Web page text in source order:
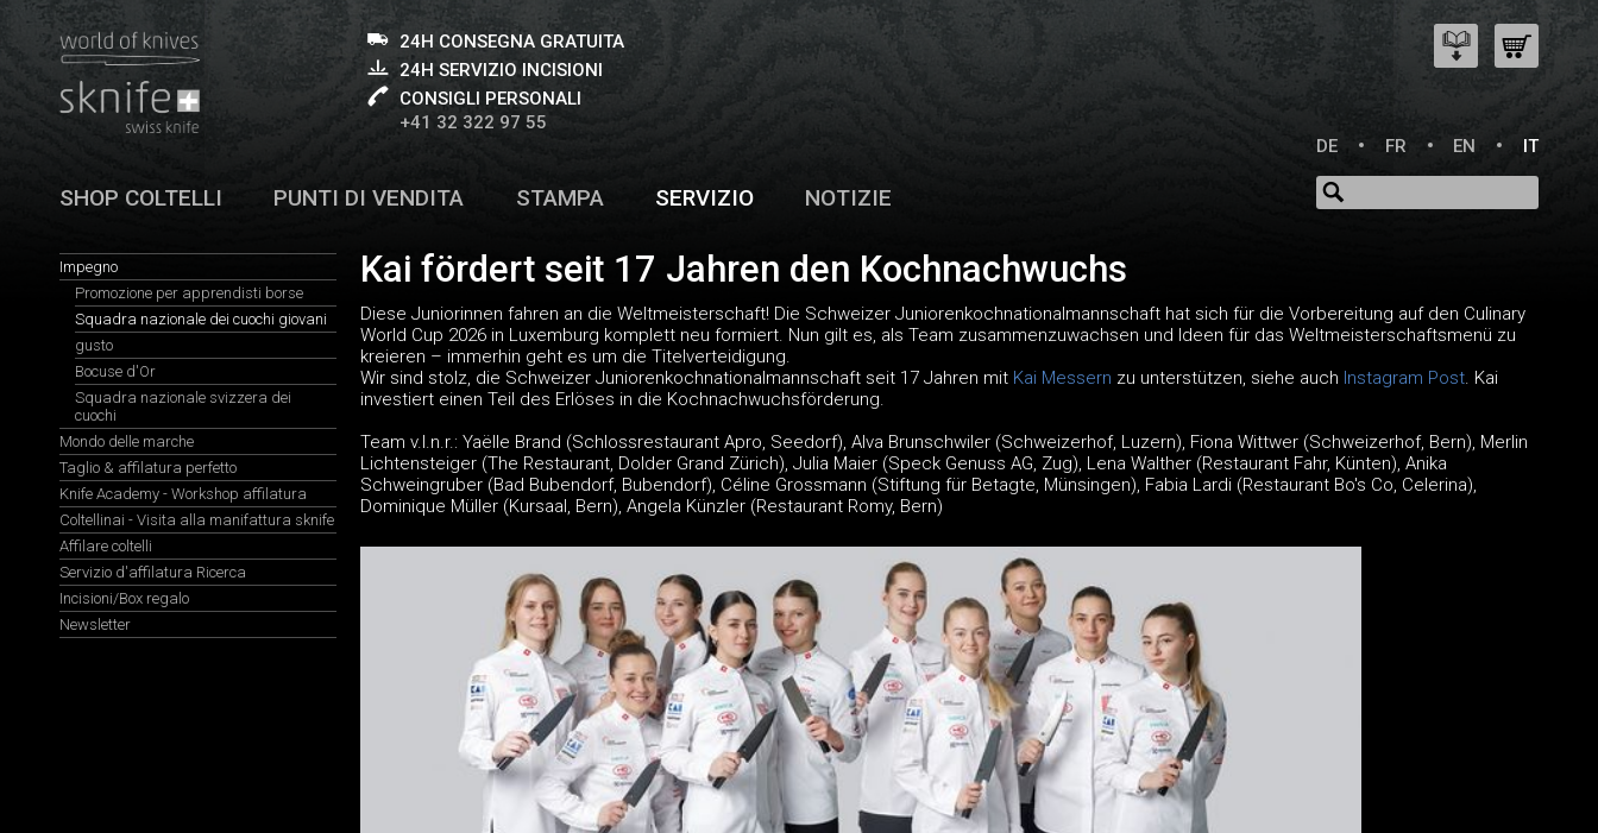
24H CONSEGNA GRATUITA
24H SERVIZIO INCISIONI
CONSIGLI PERSONALI
+41 32 322 97 55
DE
FR EN IT
SHOP COLTELLI PUNTI DI VENDITA STAMPA SERVIZIO NOTIZIE
Impegno
Promozione per apprendisti borse
Squadra nazionale dei cuochi giovani
gusto
Bocuse d'Or
Squadra nazionale svizzera dei
cuochi
Mondo delle marche
Taglio & affilatura perfetto
Knife Academy - Workshop affilatura
Coltellinai - Visita alla manifattura sknife
Affilare coltelli
Servizio d'affilatura Ricerca
Incisioni/Box regalo
Newsletter
Kai fördert seit 17 Jahren den Kochnachwuchs
Diese Juniorinnen fahren an die Weltmeisterschaft! Die Schweizer Juniorenkochnationalmannschaft hat sich für die Vorbereitung auf den Culinary
World Cup 2026 in Luxemburg komplett neu formiert. Nun gilt es, als Team zusammenzuwachsen und Ideen für das Weltmeisterschaftsmenü zu
kreieren – immerhin geht es um die Titelverteidigung.
Wir sind stolz, die Schweizer Juniorenkochnationalmannschaft seit 17 Jahren mit Kai Messern zu unterstützen, siehe auch Instagram Post. Kai
investiert einen Teil des Erlöses in die Kochnachwuchsförderung.
Team v.l.n.r.: Yaëlle Brand (Schlossrestaurant Apro, Seedorf), Alva Brunschwiler (Schweizerhof, Luzern), Fiona Wittwer (Schweizerhof, Bern), Merlin
Lichtensteiger (The Restaurant, Dolder Grand Zürich), Julia Maier (Speck Genuss AG, Zug), Lena Walther (Restaurant Fahr, Künten), Anika
Schweingruber (Bad Bubendorf, Bubendorf), Céline Grossmann (Stiftung für Betagte, Münsingen), Fabia Lardi (Restaurant Bo's Co, Celerina),
Dominique Müller (Kursaal, Bern), Angela Künzler (Restaurant Romy, Bern)